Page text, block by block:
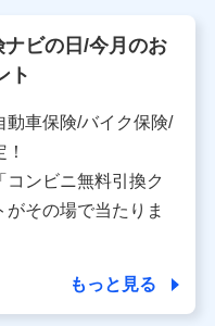
内容の正確な把握のため
連絡先
人形町2-14-10 アー
て
ナビの日/今月のお
ト
動車保険/バイク保険/
ンビニ無料引換ク
その場で当たりま
もっと見る